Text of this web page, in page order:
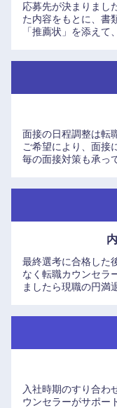
応募先が決まりまし
た内容をもとに、書
「推薦状」を添えて
面接の日程調整は転
ご希望により、面接
毎の面接対策も承っ
最終選考に合格した
なく転職カウンセラ
ましたら現職の円満
入社時期のすり合わ
ウンセラーがサポー
中国・四国
鳥取県
岡山県
山口県